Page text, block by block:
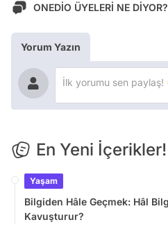
ONEDİO ÜYELERİ NE DİYOR?
Yorum Yazın
En Yeni İçerikler!
Yaşam
Bilgiden Hâle Geçmek: Hâl
Kavuşturur?